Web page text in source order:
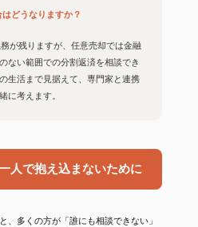
どうなりますか？
が残りますが、任意売却では金融
ない範囲での分割返済を相談でき
生活まで見据えて、専門家と連携
に考えます。
人で抱え込まないために
、多くの方が「誰にも相談できない」